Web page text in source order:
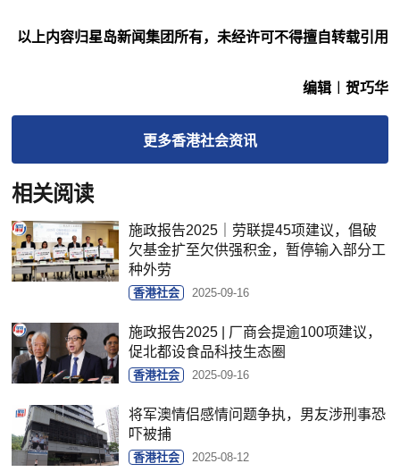
以上内容归星岛新闻集团所有，未经许可不得擅自转载引用
编辑︱贺巧华
更多香港社会资讯
相关阅读
施政报告2025｜劳联提45项建议，倡破
欠基金扩至欠供强积金，暂停输入部分工
种外劳
香港社会 2025-09-16
施政报告2025 | 厂商会提逾100项建议，
促北都设食品科技生态圈
香港社会 2025-09-16
将军澳情侣感情问题争执，男友涉刑事恐
吓被捕
香港社会 2025-08-12